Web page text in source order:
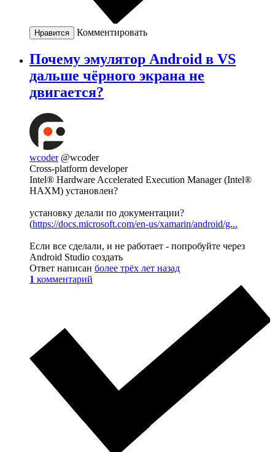
Нравится Комментировать
Почему эмулятор Android в VS
дальше чёрного экрана не
двигается?
wcoder @wcoder
Cross-platform developer
Intel® Hardware Accelerated Execution Manager (Intel®
HAXM) установлен?
установку делали по документации?
(https://docs.microsoft.com/en-us/xamarin/android/g...
Если все сделали, и не работает - попробуйте через
Android Studio создать
Ответ написан более трёх лет назад
1 комментарий